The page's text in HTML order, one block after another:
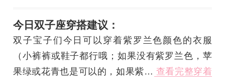
今日双子座穿搭建议：
双子宝子们今日可以穿着紫罗兰色颜色的衣服
（小裤裤或鞋子都行哦；如果没有紫罗兰色，苹
果绿或花青也是可以的，如果紫… 查看完整穿着